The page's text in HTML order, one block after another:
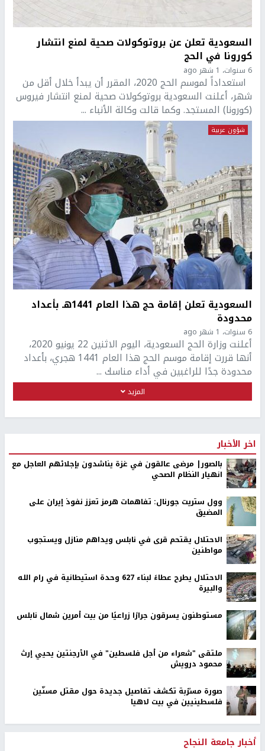
السعودية تعلن عن بروتوكولات صحية لمنع انتشار
كورونا في الحج
6 سنوات، 1 شهر ago
استعداداً لموسم الحج 2020، المقرر أن يبدأ خلال أقل من
شهر، أعلنت السعودية بروتوكولات صحية لمنع انتشار فيروس
(كورونا) المستجد. وكما قالت وكالة الأنباء ...
شؤون عربية
السعودية تعلن إقامة حج هذا العام 1441هـ بأعداد
محدودة
6 سنوات، 1 شهر ago
أعلنت وزارة الحج السعودية، اليوم الاثنين 22 يونيو 2020،
أنها قررت إقامة موسم الحج هذا العام 1441 هجري، بأعداد
محدودة جدًا للراغبين في أداء مناسك ...
المزيد
اخر الأخبار
بالصور| مرضى عالقون في غزة يناشدون بإجلائهم العاجل مع
انهيار النظام الصحي
وول ستريت جورنال: تفاهمات هرمز تعزز نفوذ إيران على
المضيق
الاحتلال يقتحم قرى في نابلس ويداهم منازل ويستجوب
مواطنين
الاحتلال يطرح عطاءً لبناء 627 وحدة استيطانية في رام الله
والبيرة
مستوطنون يسرقون جرارًا زراعيًا من بيت أمرين شمال نابلس
ملتقى "شعراء من أجل فلسطين" في الأرجنتين يحيي إرث
محمود درويش
صورة مسرّبة تكشف تفاصيل جديدة حول مقتل مسنّين
فلسطينيين في بيت لاهيا
أخبار جامعة النجاح